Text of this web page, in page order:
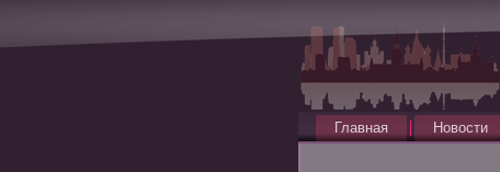
Главная Новости